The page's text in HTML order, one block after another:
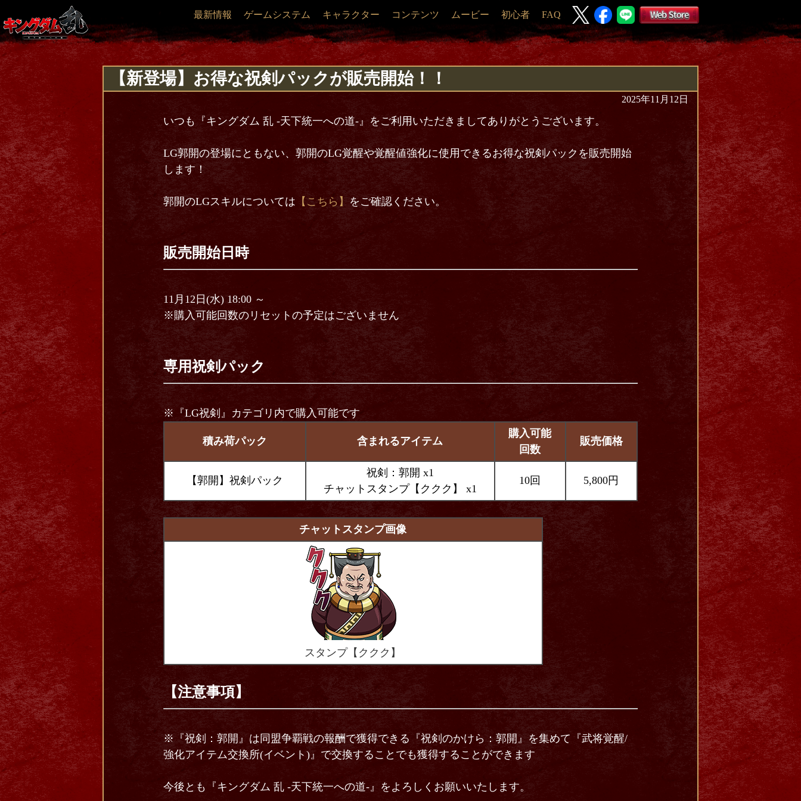
最新情報 ゲームシステム キャラクター コンテンツ ムービー 初心者 FAQ
【新登場】お得な祝剣パックが販売開始！！
2025年11月12日
いつも『キングダム 乱 -天下統一への道-』をご利用いただきましてありがとうございます。
LG郭開の登場にともない、郭開のLG覚醒や覚醒値強化に使用できるお得な祝剣パックを販売開始
します！
郭開のLGスキルについては 【こちら】をご確認ください。
販売開始日時
11月12日(水) 18:00 ～
※購入可能回数のリセットの予定はございません
専用祝剣パック
※『LG祝剣』カテゴリ内で購入可能です
積み荷パック 含まれるアイテム
購入可能
回数
販売価格
【郭開】祝剣パック
祝剣：郭開 x1
チャットスタンプ【ククク】
x1
10回 5,800円
チャットスタンプ画像
スタンプ【ククク】
【注意事項】
※『祝剣：郭開』は同盟争覇戦の報酬で獲得できる『祝剣のかけら：郭開』を集めて『武将覚醒/
強化アイテム交換所(イベント)』で交換することでも獲得することができます
今後とも『キングダム 乱 -天下統一への道-』をよろしくお願いいたします。